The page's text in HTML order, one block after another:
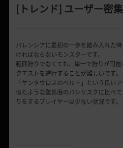
[トレンド] ユーザー密
バレンシアに最初の一歩を踏み入れた
ければならないモンスターです。
範囲狩りでなくても、単一で狩りが可
クエストを進行することが難しいです。
「ケンタウロスのベルト」という良い
似たような難易度のバシリスクに比べ
りをするプレイヤーは少ない状況です。